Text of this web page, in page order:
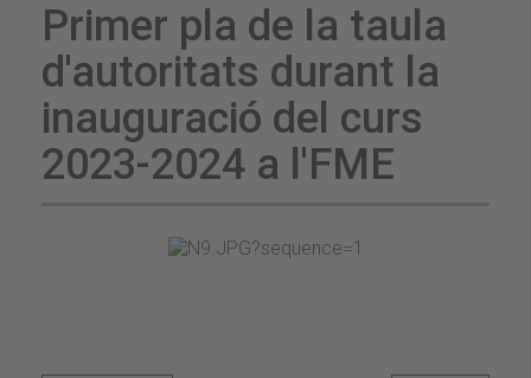
Primer pla de la taula
d'autoritats durant la
inauguració del curs
2023-2024 a l'FME